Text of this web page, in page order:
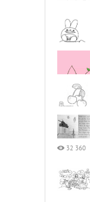
32 360